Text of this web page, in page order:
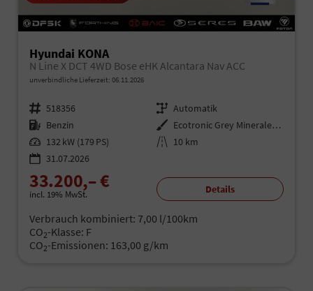
Hyundai KONA
N Line X DCT 4WD Bose eHK Alcantara Nav ACC
unverbindliche Lieferzeit: 06.11.2026
Fahrzeugnr. 518356 Getriebe Automatik
Kraftstoff Benzin Außenfarbe
Ecotronic Grey Mineraleffekt
Leistung 132 kW (179 PS) Kilometerstand 10 km
31.07.2026
33.200,– €
incl. 19% MwSt. Details
Verbrauch kombiniert: 7,00 l/100km
CO2-Klasse: F
CO2-Emissionen: 163,00 g/km